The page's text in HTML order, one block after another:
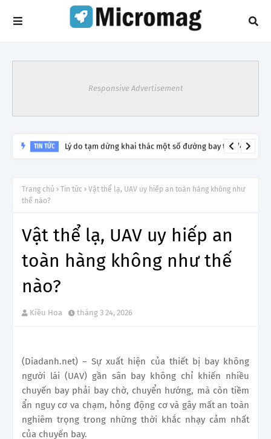
Responsive Advertisement
TIN TỨC Lý do tạm dừng khai thác một số đường bay từ 1/4
Trang chủ Tin tức
Vật thể lạ, UAV uy hiếp an toàn hàng không như
thế nào?
Vật thể lạ, UAV uy hiếp an
toàn hàng không như thế
nào?
Kiều Hoa tháng 3 24, 2026
(Diadanh.net) – Sự xuất hiện của thiết bị bay không
người lái (UAV) gần sân bay không chỉ khiến nhiều
chuyến bay phải bay chờ, chuyển hướng, mà còn tiềm
ẩn nguy cơ va chạm, hỏng động cơ và gây mất an toàn
nghiêm trọng trong những thời khắc nhạy cảm nhất
của chuyến bay.